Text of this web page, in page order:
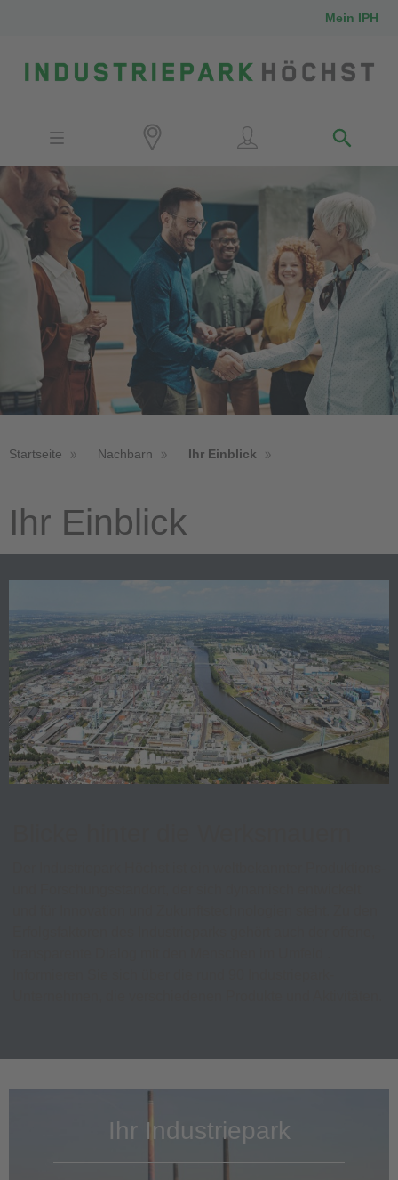
Mein IPH
IPH-Mitarbeiter
Nachbarn
Medien
Kontakt
Anfahrt
Startseite Nachbarn Ihr Einblick
Ihr Einblick
Ihr Industriepark